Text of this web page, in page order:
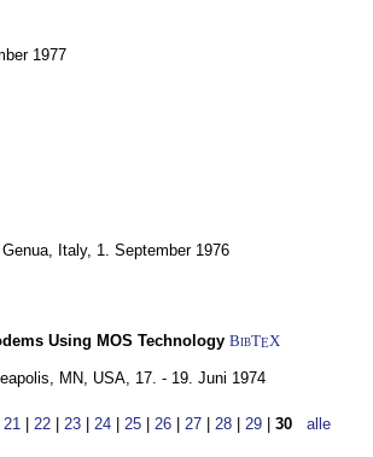
1977
Genua, Italy, 1. September 1976
Using MOS Technology BibTEX
MN, USA, 17. - 19. Juni 1974
21 22 23 24 25 26 27 28 29 30 alle